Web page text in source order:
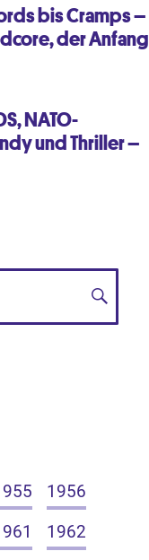
bis Cramps –
der Anfang
NATO-
und Thriller –
1956
1962